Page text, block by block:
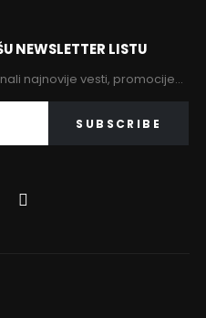
NEWSLETTER LISTU
najnovije vesti, promocije…